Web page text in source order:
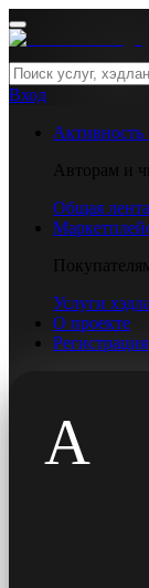
Вход
Активность
Авторам и
Общая лента
Услуги
О проекте
Регистрация
A